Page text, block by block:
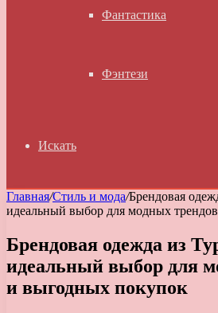
Фантастика
Фэнтези
Искать
Главная/Стиль и мода/Брендовая
идеальный выбор для модных
Брендовая одежда из
идеальный выбор для
и выгодных покупок